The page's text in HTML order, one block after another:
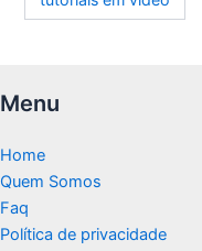
Menu
Home
Quem Somos
Faq
Política de privacidade